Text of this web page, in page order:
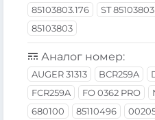
85103803.176 ST 85103803
85103803
Аналог номер:
AUGER 31313 BCR259A
FCR259A
FO 0362 PRO
680100
85110496